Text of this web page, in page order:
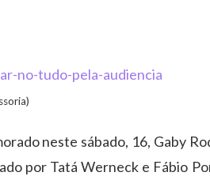
neste sábado, 16, Gaby
por Tatá Werneck e Fábio